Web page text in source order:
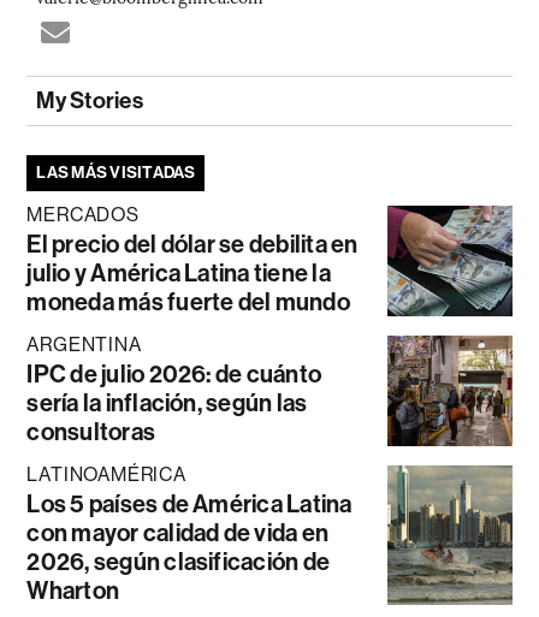
My Stories
LAS MÁS VISITADAS
MERCADOS
El precio del dólar se debilita en
julio y América Latina tiene la
moneda más fuerte del mundo
ARGENTINA
IPC de julio 2026: de cuánto
sería la inflación, según las
consultoras
LATINOAMÉRICA
Los 5 países de América Latina
con mayor calidad de vida en
2026, según clasificación de
Wharton